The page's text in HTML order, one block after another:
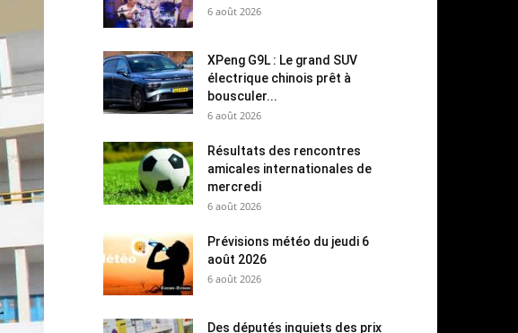
6 août 2026
XPeng G9L : Le grand SUV
électrique chinois prêt à
bousculer...
6 août 2026
Résultats des rencontres
amicales internationales de
mercredi
6 août 2026
Prévisions météo du jeudi 6
août 2026
6 août 2026
Des députés inquiets des prix